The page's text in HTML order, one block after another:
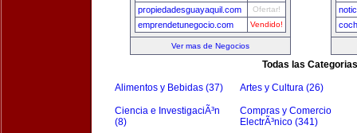
propiedadesguayaquil.com Ofertar!
emprendetunegocio.com Vendido!
Ver mas de Negocios
Todas las Categorias
Alimentos y Bebidas (37) Artes y Cultura (26)
Ciencia e InvestigaciÃ³n
(8)
Compras y Comercio
ElectrÃ³nico (341)